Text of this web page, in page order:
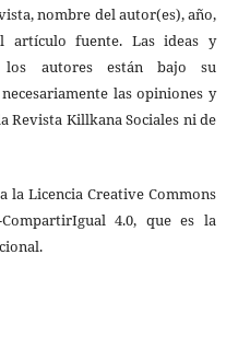
nombre del autor(es), año,
artículo fuente. Las ideas y
los autores están bajo su
las opiniones y
Revista Killkana Sociales ni de
la Licencia Creative Commons
CompartirIgual 4.0, que es la